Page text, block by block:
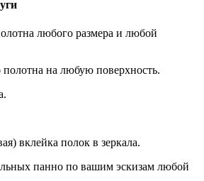
любого размера и любой
полотна на любую поверхность.
вклейка полок в зеркала.
панно по вашим эскизам любой